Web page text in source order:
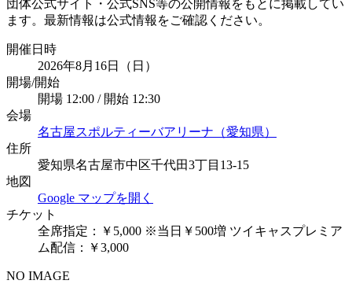
団体公式サイト・公式SNS等の公開情報をもとに掲載してい
ます。最新情報は公式情報をご確認ください。
開催日時
2026年8月16日（日）
開場/開始
開場 12:00 / 開始 12:30
会場
名古屋スポルティーバアリーナ（愛知県）
住所
愛知県名古屋市中区千代田3丁目13-15
地図
Google マップを開く
チケット
全席指定：￥5,000 ※当日￥500増 ツイキャスプレミア
ム配信：￥3,000
NO IMAGE